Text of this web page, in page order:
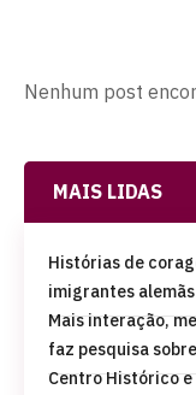
Nenhum post
MAIS LIDAS
Histórias de
imigrantes
Mais interação,
faz pesquisa
Centro Histórico